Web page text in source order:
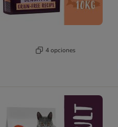
4 opciones